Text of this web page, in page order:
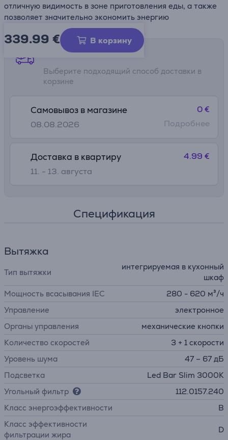
отличную видимость в зоне приготовления еды, а также
позволяет значительно экономить энергию
339.99 € В корзину
Способы доставки
Выберите подходящий способ доставки в
корзине
Самовывоз в магазине
08.08.2026
0 €
Подробнее
Доставка в квартиру
11. - 13. августа
4.99 €
Спецификация
Вытяжка
Тип вытяжки
интегрируемая в кухонный
шкаф
Мощность всасывания IEC
280 - 620 м³/ч
Управление
электронное
Органы управления
механические кнопки
Количество скоростей
3 + 1 скорости
Уровень шума
47 – 67 дБ
Подсветка
Led Bar Slim 3000K
Угольный фильтр
112.0157.240
Класс энергоэффективности
B
Класс эффективности
фильтрации жира
D